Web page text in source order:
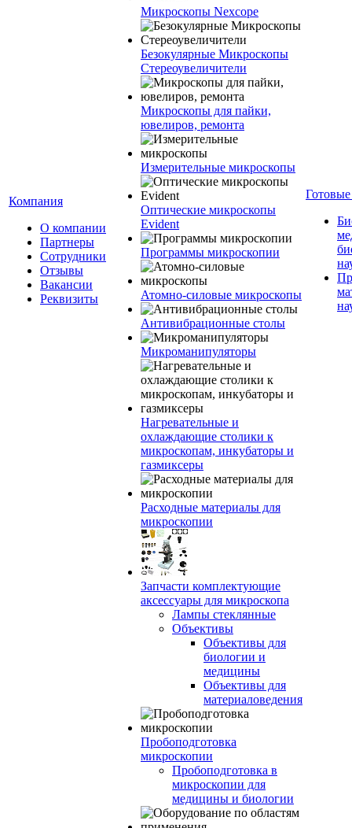
Компания
О компании
Партнеры
Сотрудники
Отзывы
Вакансии
Реквизиты
Микроскопы Nexcope
Безокулярные Микроскопы
Стереоувеличители
Микроскопы для пайки,
ювелиров, ремонта
Измерительные микроскопы
Оптические микроскопы
Evident
Программы микроскопии
Атомно-силовые микроскопы
Антивибрационные столы
Микроманипуляторы
Нагревательные и
охлаждающие столики к
микроскопам, инкубаторы и
газмиксеры
Расходные материалы для
микроскопии
Запчасти комплектующие
аксессуары для микроскопа
Лампы стеклянные
Объективы
Объективы для
биологии и
медицины
Объективы для
материаловедения
Пробоподготовка
микроскопии
Пробоподготовка в
микроскопии для
медицины и биологии